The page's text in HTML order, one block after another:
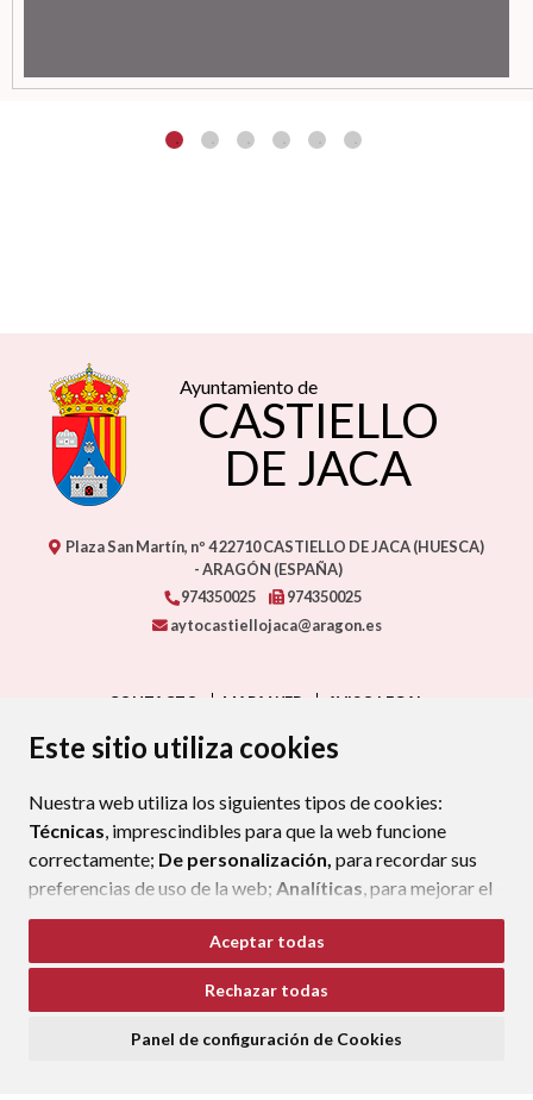
Este sitio utiliza cookies
Nuestra web utiliza los siguientes tipos de cookies:
Técnicas, imprescindibles para que la web funcione
correctamente; De personalización, para recordar sus
preferencias de uso de la web; Analíticas, para mejorar el
funcionamiento de la web y sus servicios.
Si acepta pulsando el botón“Aceptar todas”
consideramos que acepta su uso. Si pulsa el botón
ninguna acción, se guardarán las cookies técnicas
Aceptar todas
Rechazar todas
Panel de configuración de Cookies
Ayuntamiento de
CASTIELLO
DE JACA
Plaza San Martín, nº 422710CASTIELLO DE JACA (HUESCA)
- ARAGÓN (ESPAÑA)
974350025
974350025
aytocastiellojaca@aragon.es
CONTACTO MAPA WEB
AVISO LEGAL
PROTECCIÓN DE DATOS
POLÍTICA DE COOKIES